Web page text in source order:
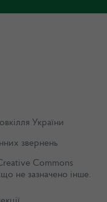
України
звернень
Commons
не зазначено інше.